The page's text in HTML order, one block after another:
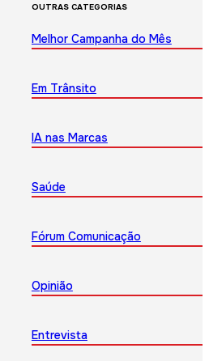
OUTRAS CATEGORIAS
Melhor Campanha do Mês
Em Trânsito
IA nas Marcas
Saúde
Fórum Comunicação
Opinião
Entrevista